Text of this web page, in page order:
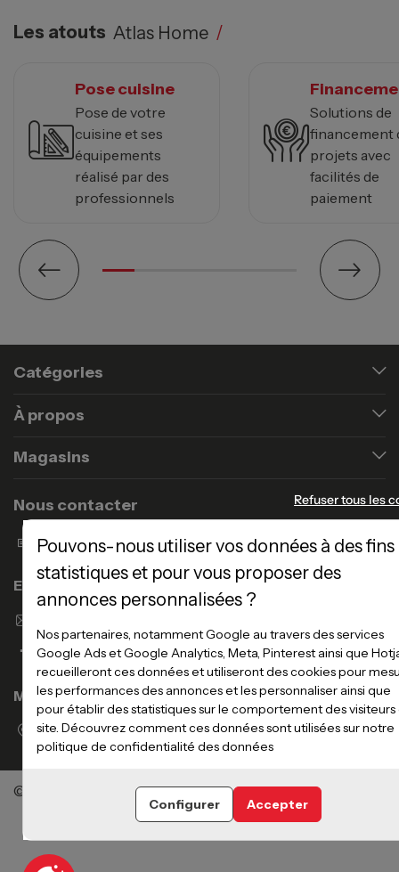
Les atouts Atlas Home /
Pose cuisine
Pose de votre
cuisine et ses
équipements
réalisé par des
professionnels
Solutions de
financement
projets avec
facilités de
paiement
Catégories
À propos
Magasins
Nous contacter
Formulaire de contact
Enseigne Atlas Home
Magasins
Voir la liste des magasins
©Meubles Atlas / Atlas NewcoTous droits réservés
Refuser tous les
Pouvons-nous utiliser vos données à des fins
statistiques et pour vous proposer des
annonces personnalisées ?
Nos partenaires, notamment Google au travers des services
Google Ads et Google Analytics, Meta, Pinterest ainsi que
recueilleront ces données et utiliseront des cookies pour
les performances des annonces et les personnaliser ainsi que
pour établir des statistiques sur le comportement des visiteurs
site. Découvrez comment ces données sont utilisées sur notre
politique de confidentialité des données
Configurer Accepter